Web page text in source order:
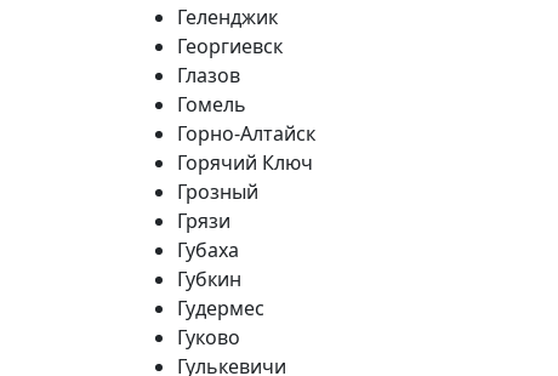
Геленджик
Георгиевск
Глазов
Гомель
Горно-Алтайск
Горячий Ключ
Грозный
Грязи
Губаха
Губкин
Гудермес
Гуково
Гулькевичи